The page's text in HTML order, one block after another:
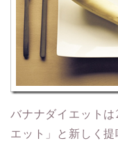
バナナダイエット
エット」と新しく提